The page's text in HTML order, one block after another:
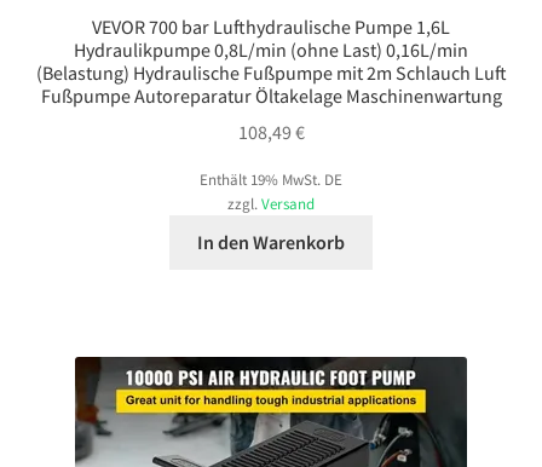
VEVOR 700 bar Lufthydraulische Pumpe 1,6L
Hydraulikpumpe 0,8L/min (ohne Last) 0,16L/min
(Belastung) Hydraulische Fußpumpe mit 2m Schlauch Luft
Fußpumpe Autoreparatur Öltakelage Maschinenwartung
108,49 €
Enthält 19% MwSt. DE
zzgl.Versand
In den Warenkorb